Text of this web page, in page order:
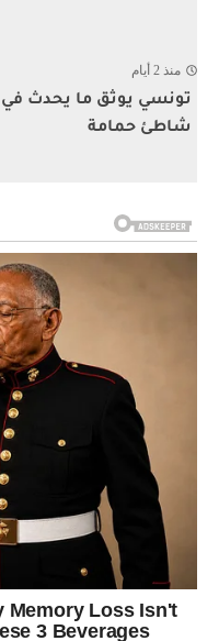
منذ 2 أيام
تونسي يوثق ما يحدث في
شاطئ حمامة